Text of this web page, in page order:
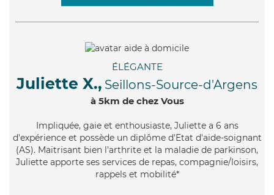
ÉLÉGANTE
Juliette X., Seillons-Source-d'Argens
à 5km de chez Vous
Impliquée, gaie et enthousiaste, Juliette a 6 ans
d'expérience et possède un diplôme d'Etat d'aide-soignant
(AS). Maitrisant bien l'arthrite et la maladie de parkinson,
Juliette apporte ses services de repas, compagnie/loisirs,
rappels et mobilité*